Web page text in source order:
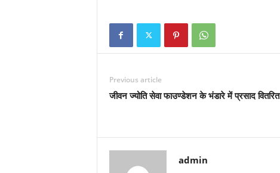
Previous article
जीवन ज्योति सेवा फाउण्डेशन के भंडारे में प्रसाद वितरित
admin